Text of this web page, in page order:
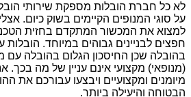
לא כל חברת הובלות מספקת שירותי
על סוגי המנופים הקיימים בשוק כיום.
למצוא את המכשור המתקדם בחזית
חפצים לבניינים גבוהים במיוחד.
בהובלה שכן החיסכון הגלום בהובלה עם
(מנופאי) מקצועי אינם עניין של מה בכך.
מיומנים ומקצועיים ויבצעו עבורכם את
הבטוחה והיעילה ביותר.